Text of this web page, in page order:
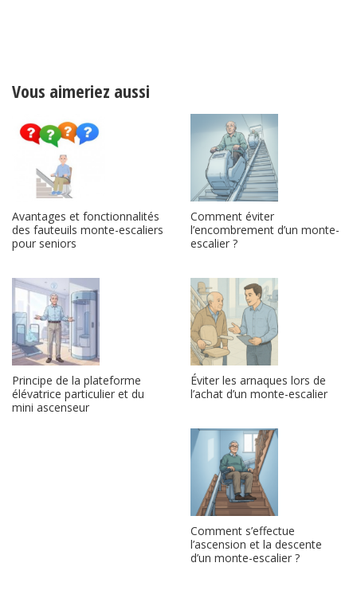
Vous aimeriez aussi
Avantages et fonctionnalités
des fauteuils monte-escaliers
pour seniors
Comment éviter
l’encombrement d’un monte-
escalier ?
Principe de la plateforme
élévatrice particulier et du
mini ascenseur
Éviter les arnaques lors de
l’achat d’un monte-escalier
Comment s’effectue
l’ascension et la descente
d’un monte-escalier ?